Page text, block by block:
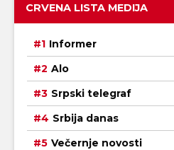
CRVENA LISTA MEDIJA
Informer
Alo
Srpski telegraf
Srbija danas
Večernje novosti